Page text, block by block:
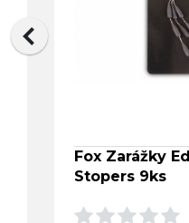
Fox Zarážky
Stopers 9ks